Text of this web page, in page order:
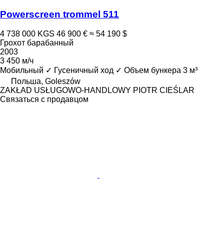
Powerscreen trommel 511
4 738 000 KGS 46 900 € ≈ 54 190 $
Грохот барабанный
2003
3 450 м/ч
Мобильный ✓ Гусеничный ход ✓ Объем бункера 3 м³
Польша, Goleszów
ZAKŁAD USŁUGOWO-HANDLOWY PIOTR CIEŚLAR
Связаться с продавцом